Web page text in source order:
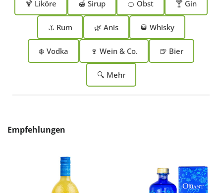
🍹 Liköre 🍯 Sirup 🍊 Obst 🍸 Gin
⚓ Rum 🌿 Anis 🥃 Whisky
❄️ Vodka 🍷 Wein & Co. 🍺 Bier
🔍 Mehr
Produktgalerie überspringen
Empfehlungen